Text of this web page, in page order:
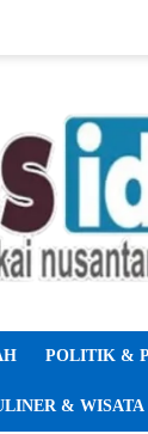
POLITIK &
& WISATA